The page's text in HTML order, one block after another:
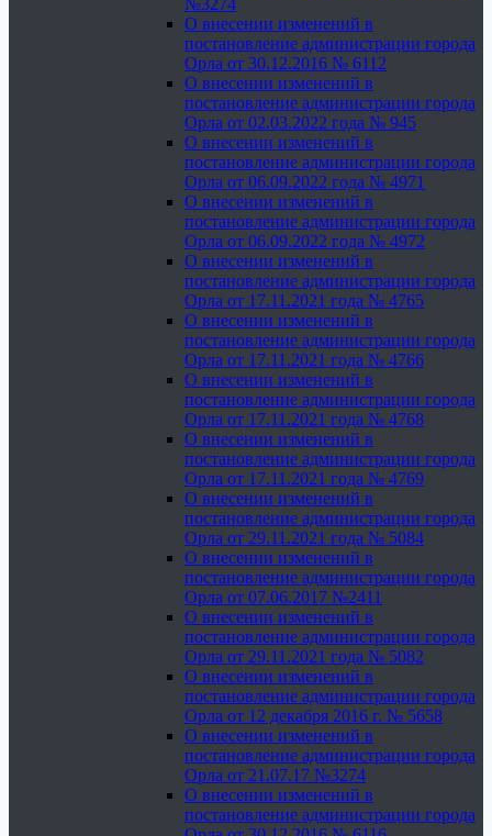
№3274
О внесении изменений в
постановление администрации города
Орла от 30.12.2016 № 6112
О внесении изменений в
постановление администрации города
Орла от 02.03.2022 года № 945
О внесении изменений в
постановление администрации города
Орла от 06.09.2022 года № 4971
О внесении изменений в
постановление администрации города
Орла от 06.09.2022 года № 4972
О внесении изменений в
постановление администрации города
Орла от 17.11.2021 года № 4765
О внесении изменений в
постановление администрации города
Орла от 17.11.2021 года № 4766
О внесении изменений в
постановление администрации города
Орла от 17.11.2021 года № 4768
О внесении изменений в
постановление администрации города
Орла от 17.11.2021 года № 4769
О внесении изменений в
постановление администрации города
Орла от 29.11.2021 года № 5084
О внесении изменений в
постановление администрации города
Орла от 07.06.2017 №2411
О внесении изменений в
постановление администрации города
Орла от 29.11.2021 года № 5082
О внесении изменений в
постановление администрации города
Орла от 12 декабря 2016 г. № 5658
О внесении изменений в
постановление администрации города
Орла от 21.07.17 №3274
О внесении изменений в
постановление администрации города